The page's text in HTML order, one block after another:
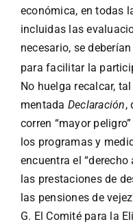
económica, en todas
incluidas las
necesario, se
para facilitar la
No huelga recalcar,
mentada Declaración,
corren “mayor
los programas y
encuentra el
las prestaciones de
las pensiones de
G. El Comité para la